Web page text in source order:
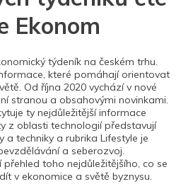
Ekonom
týdeník na českém trhu.
které pomáhají orientovat
Od října 2020 vychází v nové
stranou a obsahovými novinkami.
ty nejdůležitější informace
z oblasti technologií představují
a techniky a rubrika Lifestyle je
a seberozvoj.
toho nejdůležitějšího, co se
v ekonomice a světě byznysu.